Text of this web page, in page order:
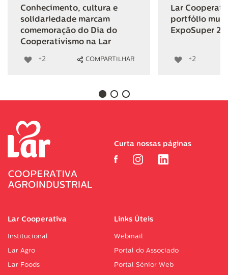
Conhecimento, cultura e
solidariedade marcam
comemoração do Dia do
Cooperativismo na Lar
+2 COMPARTILHAR
Lar
portfólio
ExpoSuper
+2
Lar Cooperativa
Institucional
Lar Agro
Lar Foods
Links Úteis
Webmail
Portal do Associado
Portal Sénior Web
Curta nossas páginas